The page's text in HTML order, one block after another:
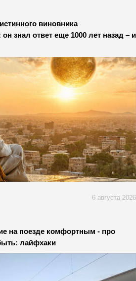
виновника
знал ответ еще 1000 лет назад – и
6 августа 2026
на поезде комфортным - про
лайфхаки